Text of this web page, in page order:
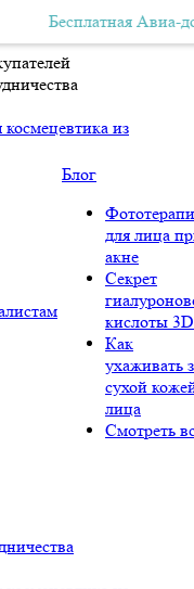
заказе от 10 000р.
Бесплатная Авиа-
Блог
для лица
акне
Секрет
кислоты 3D
Как
ухаживать
сухой
лица
Смотреть